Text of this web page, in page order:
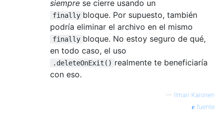
siempre se cierre usando un
finally bloque. Por supuesto, también
podría eliminar el archivo en el mismo
finally bloque. No estoy seguro de qué,
en todo caso, el uso
.deleteOnExit() realmente te beneficiaría
con eso.
— Ilmari Karonen
fuente